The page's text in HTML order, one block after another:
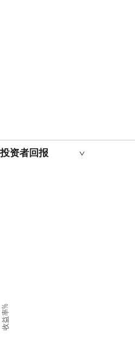
投资者回报
收益率%